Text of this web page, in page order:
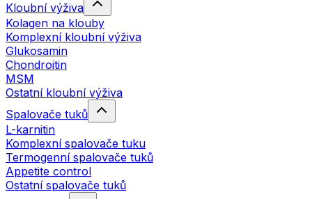
Kloubní výživa
Kolagen na klouby
Komplexní kloubní výživa
Glukosamin
Chondroitin
MSM
Ostatní kloubní výživa
Spalovače tuků
L-karnitin
Komplexní spalovače tuku
Termogenní spalovače tuků
Appetite control
Ostatní spalovače tuků